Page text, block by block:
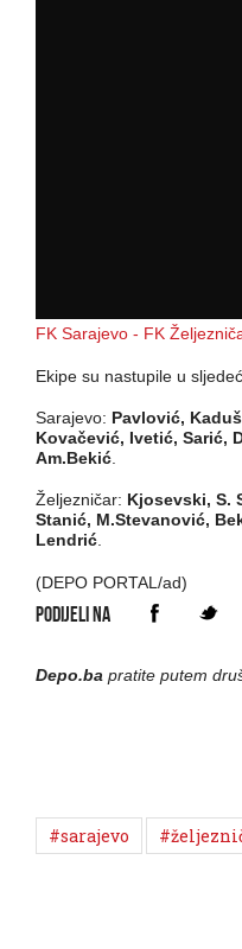
FK Sarajevo - FK
Ekipe su nastupile u
Sarajevo: Pavlović,
Kovačević, Ivetić, Sarić,
Am.Bekić
Željezničar: Kjosevski, S.
Stanić, M.Stevanović,
Lendrić
(DEPO PORTAL/ad)
PODIJELI NA
Depo.ba pratite putem
#sarajevo